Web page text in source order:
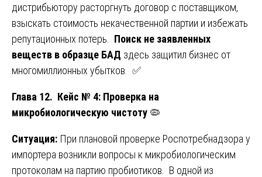
дистрибьютору расторгнуть договор с поставщиком,
взыскать стоимость некачественной партии и избежать
репутационных потерь. Поиск не заявленных
веществ в образце БАД здесь защитил бизнес от
многомиллионных убытков. ✅
Глава 12. Кейс № 4: Проверка на
микробиологическую чистоту 🦠
Ситуация: При плановой проверке Роспотребнадзора у
импортера возникли вопросы к микробиологическим
протоколам на партию пробиотиков. В одной из